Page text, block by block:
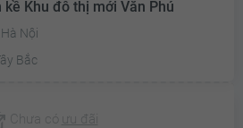
Khu đô thị mới Văn Phú
Nội
Bắc
Chưa có ưu đãi